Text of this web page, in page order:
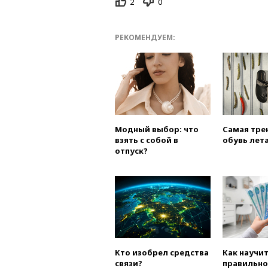
РЕКОМЕНДУЕМ:
Модный выбор: что
взять с собой в
отпуск?
Самая
обувь
Кто изобрел средства
связи?
Как
правильно